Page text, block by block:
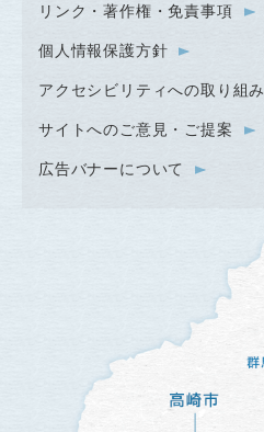
リンク・著作権・免責事項
個人情報保護方針
アクセシビリティへの取り組み
サイトへのご意見・ご提案
広告バナーについて